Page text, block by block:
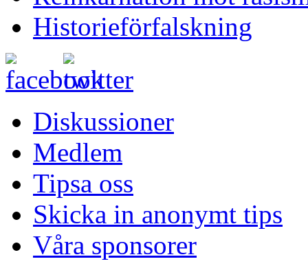
Historieförfalskning
Diskussioner
Medlem
Tipsa oss
Skicka in anonymt tips
Våra sponsorer